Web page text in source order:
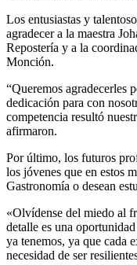
Los entusiastas y
agradecer a la maestra
Repostería y a la
Monción.
“Queremos agradecerles
dedicación para con
competencia resultó
afirmaron.
Por último, los futuros
los jóvenes que en estos
Gastronomía o desean
«Olvídense del miedo al
detalle es una
ya tenemos, ya que cada
necesidad de ser